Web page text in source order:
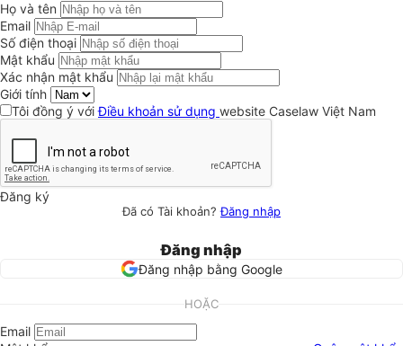
Họ và tên
Email
Số điện thoại
Mật khẩu
Xác nhận mật khẩu
Giới tính
Tôi đồng ý vớiĐiều khoản sử dụng website Caselaw Việt Nam
Đăng ký
Đã có Tài khoản?Đăng nhập
Đăng nhập
Đăng nhập bằng Google
HOẶC
Email